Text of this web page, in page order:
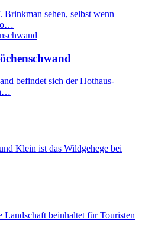
sehen, selbst wenn
befindet sich der Hothaus-
Klein ist das Wildgehege bei
beinhaltet für Touristen